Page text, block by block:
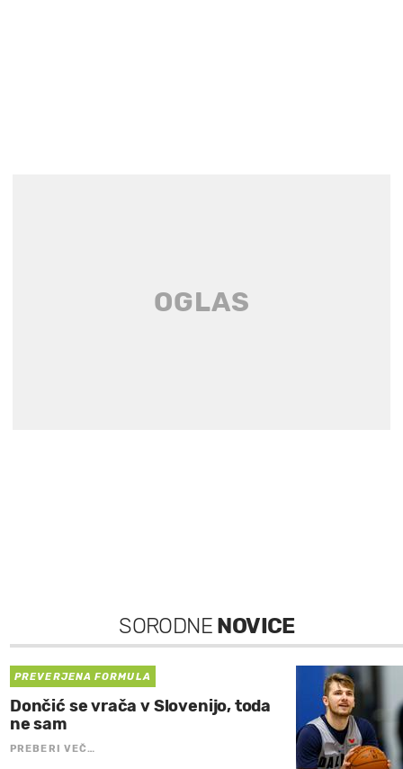
SORODNE NOVICE
PREVERJENA FORMULA
Dončić se vrača v Slovenijo, toda
ne sam
PREBERI VEČ…